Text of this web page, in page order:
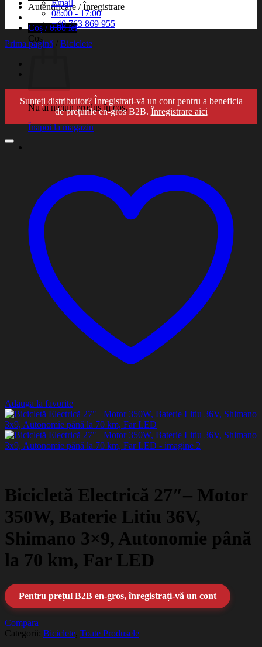
Autentificare / Înregistrare
Coș /0,00lei
Coș
Nu ai niciun produs în coș.
Înapoi la magazin
Email
08:00 - 17:00
+40 763 869 955
Prima pagină
Biciclete
Sunteți distribuitor? Înregistrați-vă un cont pentru a beneficia
de prețurile en-gros B2B. Înregistrare aici
Adauga la favorite
Bicicletă Electrică 27″– Motor
350W, Baterie Litiu 36V,
Shimano 3×9, Autonomie până
la 70 km, Far LED
Pentru prețul B2B en-gros, înregistrați-vă un cont
Compara
Categorii: Biciclete, Toate Produsele